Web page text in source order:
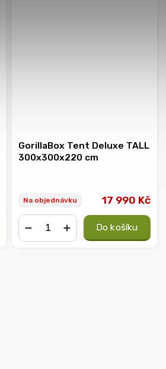
GorillaBox Tent Deluxe TALL
300x300x220 cm
Na objednávku 17 990 Kč
Do košíku